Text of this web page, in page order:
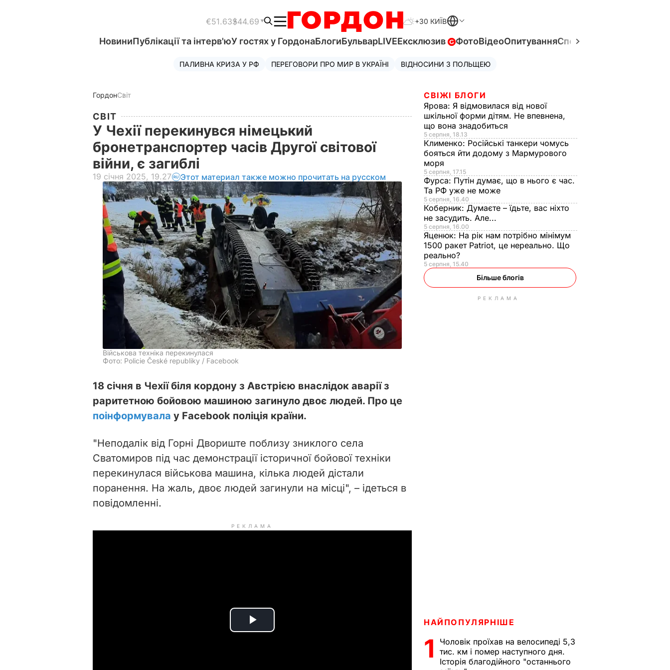
€51.63$44.69 +30 КИЇВ
НовиниПублікації та інтерв'юУ гостях у ГордонаБлогиБульварLIVEЕксклюзив ФотоВідеоОпитуванняСпецпроєкти
ПАЛИВНА КРИЗА У РФ ПЕРЕГОВОРИ ПРО МИР В УКРАЇНІ ВІДНОСИНИ З ПОЛЬЩЕЮ
ГордонСвіт
СВІТ
У Чехії перекинувся німецький
бронетранспортер часів Другої світової
війни, є загиблі
19 січня 2025, 19.27 Этот материал также можно прочитать на русском
Військова техніка перекинулася
Фото: Policie České republiky / Facebook
18 січня в Чехії біля кордону з Австрією внаслідок аварії з
раритетною бойовою машиною загинуло двоє людей. Про це
поінформувала у Facebook поліція країни.
"Неподалік від Горні Двориште поблизу зниклого села
Сватомиров під час демонстрації історичної бойової техніки
перекинулася військова машина, кілька людей дістали
поранення. На жаль, двоє людей загинули на місці", – ідеться в
повідомленні.
РЕКЛАМА
P
СВІЖІ БЛОГИ
Ярова: Я відмовилася від нової
шкільної форми дітям. Не впевнена,
що вона знадобиться
5 серпня, 18.13
Клименко: Російські танкери чомусь
бояться йти додому з Мармурового
моря
5 серпня, 17.15
Фурса: Путін думає, що в нього є час.
Та РФ уже не може
5 серпня, 16.40
Коберник: Думаєте – їдьте, вас ніхто
не засудить. Але...
5 серпня, 16.00
Яценюк: На рік нам потрібно мінімум
1500 ракет Patriot, це нереально. Що
реально?
5 серпня, 15.40
Більше блогів
РЕКЛАМА
НАЙПОПУЛЯРНІШЕ
1
Чоловік проїхав на велосипеді 5,3
тис. км і помер наступного дня.
Історія благодійного "останнього